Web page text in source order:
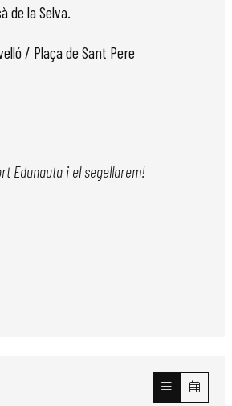
de la Selva.
/ Plaça de Sant Pere
Edunauta i el segellarem!